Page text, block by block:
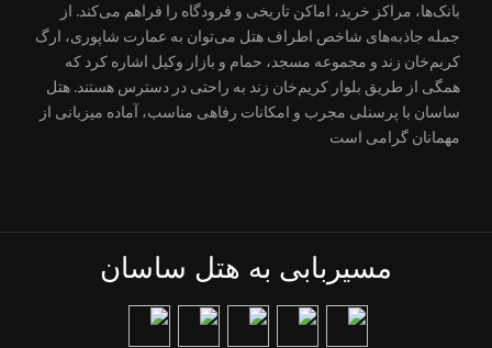
بانک‌ها، مراکز خرید، اماکن تاریخی و فرودگاه را فراهم می‌کند. از
جمله جاذبه‌های شاخص اطراف هتل می‌توان به عمارت شاپوری، ارگ
کریم‌خان زند و مجموعه مسجد، حمام و بازار وکیل اشاره کرد که
همگی از طریق بلوار کریم‌خان زند به راحتی در دسترس هستند. هتل
ساسان با پرسنلی مجرب و امکانات رفاهی مناسب، آماده میزبانی از
مهمانان گرامی است
مسیربابی به هتل ساسان